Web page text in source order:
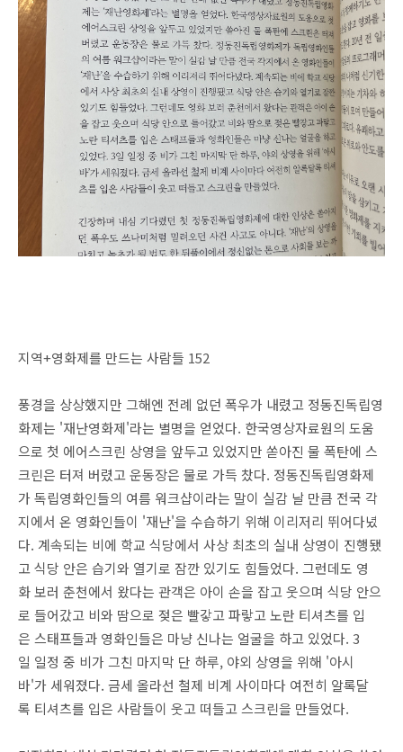
지역+영화제를 만드는 사람들 152
풍경을 상상했지만 그해엔 전례 없던 폭우가 내렸고 정동진독립영
화제는 '재난영화제'라는 별명을 얻었다. 한국영상자료원의 도움
으로 첫 에어스크린 상영을 앞두고 있었지만 쏟아진 물 폭탄에 스
크린은 터져 버렸고 운동장은 물로 가득 찼다. 정동진독립영화제
가 독립영화인들의 여름 워크샵이라는 말이 실감 날 만큼 전국 각
지에서 온 영화인들이 '재난'을 수습하기 위해 이리저리 뛰어다녔
다. 계속되는 비에 학교 식당에서 사상 최초의 실내 상영이 진행됐
고 식당 안은 습기와 열기로 잠깐 있기도 힘들었다. 그런데도 영
화 보러 춘천에서 왔다는 관객은 아이 손을 잡고 웃으며 식당 안으
로 들어갔고 비와 땀으로 젖은 빨갛고 파랗고 노란 티셔츠를 입
은 스태프들과 영화인들은 마냥 신나는 얼굴을 하고 있었다. 3
일 일정 중 비가 그친 마지막 단 하루, 야외 상영을 위해 '아시
바'가 세워졌다. 금세 올라선 철제 비계 사이마다 여전히 알록달
록 티셔츠를 입은 사람들이 웃고 떠들고 스크린을 만들었다.